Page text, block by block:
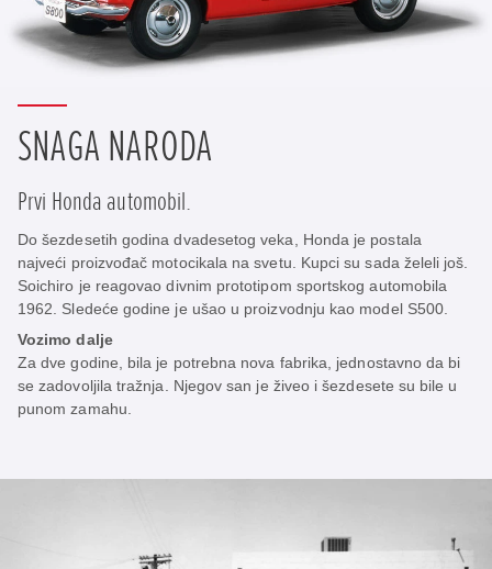
SNAGA NARODA
Prvi Honda automobil.
Do šezdesetih godina dvadesetog veka, Honda je postala
najveći proizvođač motocikala na svetu. Kupci su sada želeli još.
Soichiro je reagovao divnim prototipom sportskog automobila
1962. Sledeće godine je ušao u proizvodnju kao model S500.
Vozimo dalje
Za dve godine, bila je potrebna nova fabrika, jednostavno da bi
se zadovoljila tražnja. Njegov san je živeo i šezdesete su bile u
punom zamahu.